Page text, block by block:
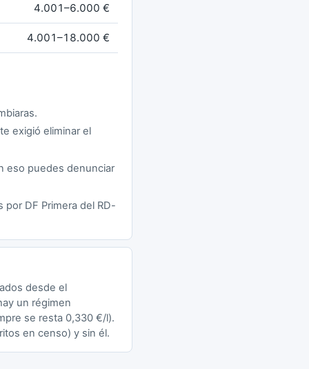
4.001–6.000 €
4.001–18.000 €
exigió eliminar el
eso puedes denunciar
por DF Primera del RD-
desde el
un régimen
se resta 0,330 €/l).
en censo) y sin él.